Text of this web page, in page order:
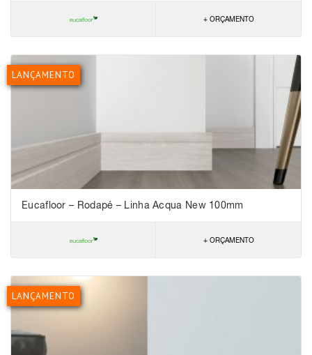
+ ORÇAMENTO
LANÇAMENTO
Eucafloor – Rodapé – Linha Acqua New 100mm
+ ORÇAMENTO
LANÇAMENTO